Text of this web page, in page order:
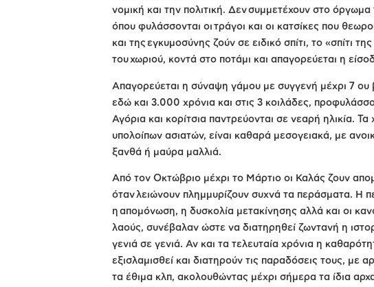
νομική και την πολιτική. Δεν συμμετέχουν στο
όπου φυλάσσονται οι τράγοι και οι κατσίκες που
και της εγκυμοσύνης ζούν σε ειδικό σπίτι, το «σπίτι
του χωριού, κοντά στο ποτάμι και απαγορεύεται η
Απαγορεύεται η σύναψη γάμου με συγγενή μέχρι 7
εδώ και 3.000 χρόνια και στις 3 κοιλάδες,
Αγόρια και κορίτσια παντρεύονται σε νεαρή ηλικία.
υπολοίπων ασιατών, είναι καθαρά μεσογειακά, με
ξανθά ή μαύρα μαλλιά.
Από τον Οκτώβριο μέχρι το Μάρτιο οι Καλάς ζουν
όταν λειώνουν πλημμυρίζουν συχνά τα περάσματα. Η
η απομόνωση, η δυσκολία μετακίνησης αλλά και οι
λαούς, συνέβαλαν ώστε να διατηρηθεί ζωντανή η
γενιά σε γενιά. Αν και τα τελευταία χρόνια η
εξισλαμισθεί και διατηρούν τις παραδόσεις τους, με
τα έθιμα κλπ, ακολουθώντας μέχρι σήμερα τα ίδια